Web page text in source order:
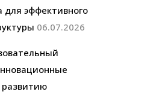
для эффективного
06.07.2026